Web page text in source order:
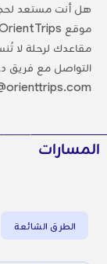
هل أنت مستعد
موقع OrientTrips اليوم لحجز تذاكرك
مقاعدك لرحلة لا
التواصل مع فريق
المسارات
الطرق الشائعة